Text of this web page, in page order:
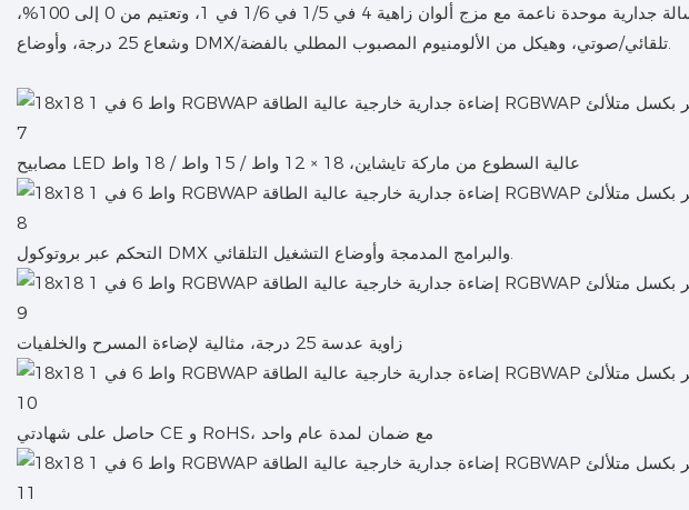
غسالة جدارية موحدة ناعمة مع مزج ألوان زاهية 4 في 1/5 في 1/6 في 1، وتعتيم من 0 إلى 100%،
وشعاع 25 درجة، وأوضاع DMX/تلقائي/صوتي، وهيكل من الألومنيوم المصبوب المطلي بالفضة.
مصابيح LED عالية السطوع من ماركة تايشاين، 18 × 12 واط / 15 واط / 18 واط
التحكم عبر بروتوكول DMX والبرامج المدمجة وأوضاع التشغيل التلقائي.
زاوية عدسة 25 درجة، مثالية لإضاءة المسرح والخلفيات
حاصل على شهادتي CE و RoHS، مع ضمان لمدة عام واحد